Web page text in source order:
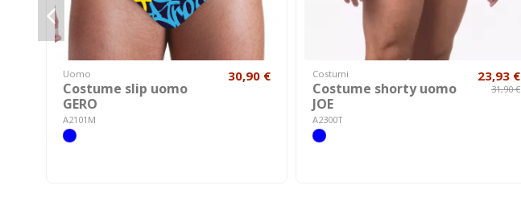
Uomo
Costume slip uomo
GERO
A2101M
30,90 € Costumi
Costume shorty uomo
JOE
A2300T
23,93 €
31,90 €